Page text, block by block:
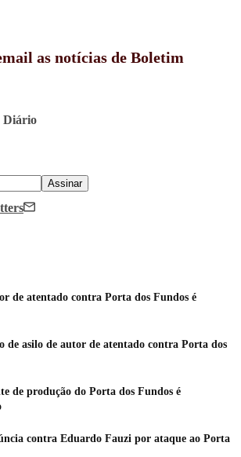
as notícias de Boletim
Diário
Assinar
de atentado contra Porta dos Fundos é
de asilo de autor de atentado contra Porta dos
de produção do Porta dos Fundos é
contra Eduardo Fauzi por ataque ao Porta